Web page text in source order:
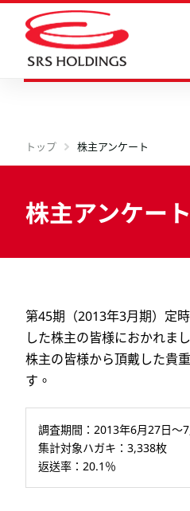
トップ 株主アンケート
株主アンケート
第45期（2013年3月期）定
した株主の皆様におかれま
株主の皆様から頂戴した貴
す。
調査期間：2013年6月27日～
集計対象ハガキ：3,338枚
返送率：20.1％